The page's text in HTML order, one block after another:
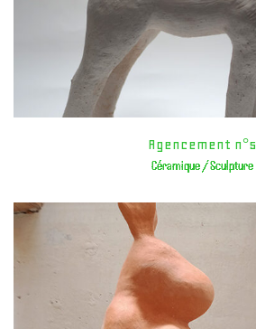
Agencement n°5
Céramique / Sculpture